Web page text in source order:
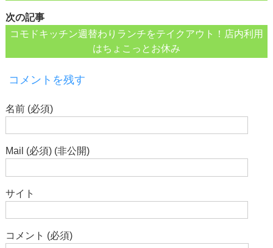
次の記事
コモドキッチン週替わりランチをテイクアウト！店内利用
はちょこっとお休み
コメントを残す
名前 (必須)
Mail (必須) (非公開)
サイト
コメント (必須)